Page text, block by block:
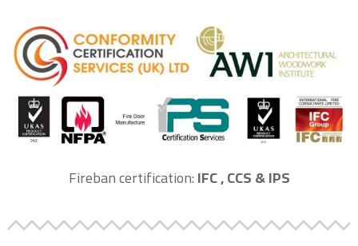
Fireban certification:IFC , CCS & IPS